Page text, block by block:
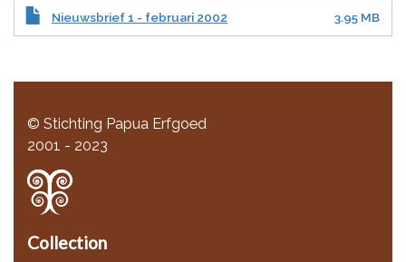
Nieuwsbrief 1 - februari 2002 3.95 MB
© Stichting Papua Erfgoed
2001 - 2023
Collection